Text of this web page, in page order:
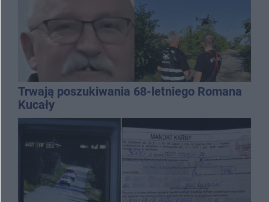
Trwają poszukiwania 68-letniego Romana
Kucały